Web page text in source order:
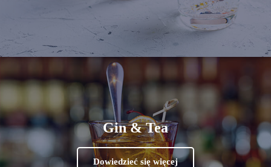
Gin & Tea
Dowiedzieć się więcej